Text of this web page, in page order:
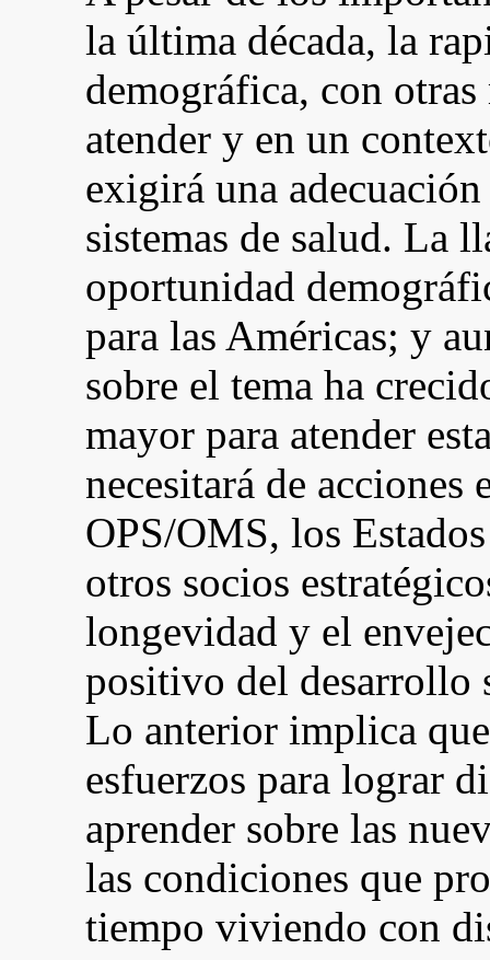
la última década, la
demográfica, con
atender y en un
exigirá una
sistemas de salud. La
oportunidad
para las Américas; y
sobre el tema ha
mayor para atender
necesitará de acciones
OPS/OMS, los
otros socios
longevidad y el
positivo del desarrollo
Lo anterior implica
esfuerzos para lograr
aprender sobre las
las condiciones que
tiempo viviendo con